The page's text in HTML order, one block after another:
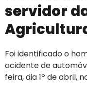
servidor
Foi identificado o
acidente de
feira, dia 1º de abril,